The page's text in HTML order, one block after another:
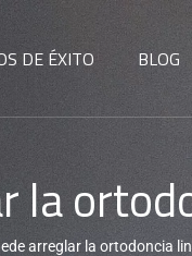
DE ÉXITO BLOG
la
arreglar la ortodoncia